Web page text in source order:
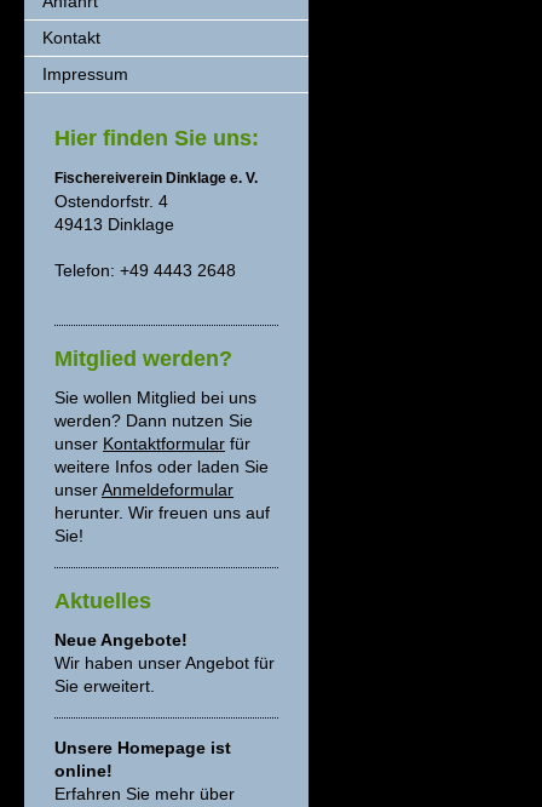
Kontakt
Impressum
Hier finden Sie uns:
Fischereiverein Dinklage e. V.
Ostendorfstr. 4
49413 Dinklage
Telefon: +49 4443 2648
Mitglied werden?
Sie wollen Mitglied bei uns
werden? Dann nutzen Sie
unser Kontaktformular für
weitere Infos oder laden Sie
unserAnmeldeformular
herunter. Wir freuen uns auf
Sie!
Aktuelles
Neue Angebote!
Wir haben unser Angebot für
Sie erweitert.
Unsere Homepage ist
online!
Erfahren Sie mehr über